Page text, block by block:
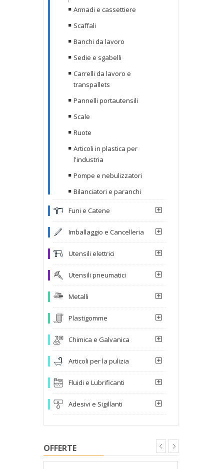
Armadi e cassettiere
Scaffali
Banchi da lavoro
Sedie e sgabelli
Carrelli da lavoro e
transpallets
Pannelli portautensili
Scale
Ruote
Articoli in plastica per
l'industria
Pompe e nebulizzatori
Bilanciatori e paranchi
Funi e Catene
Imballaggio e Cancelleria
Utensili elettrici
Utensili pneumatici
Metalli
Plastigomme
Chimica e Galvanica
Articoli per la pulizia
Fluidi e Lubrificanti
Adesivi e Sigillanti
OFFERTE